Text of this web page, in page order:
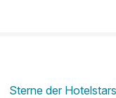
Sterne der